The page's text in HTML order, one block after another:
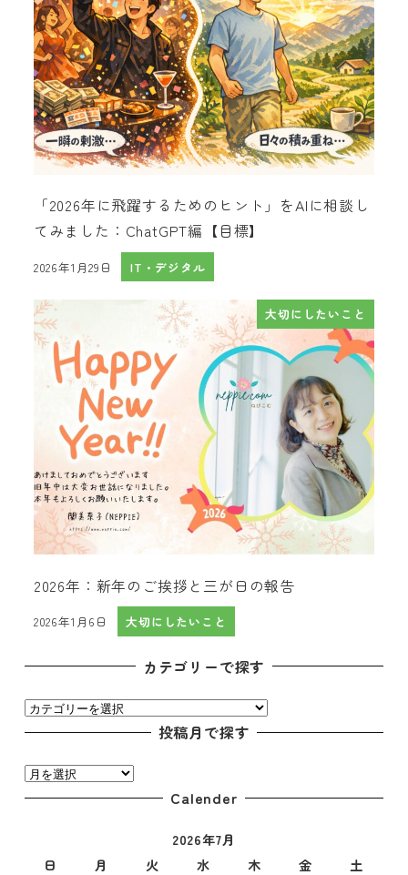
「2026年に飛躍するためのヒント」をAIに相談し
てみました：ChatGPT編【目標】
投稿日
2026年1月29日 IT・デジタル
大切にしたいこと
2026年：新年のご挨拶と三が日の報告
投稿日
2026年1月6日 大切にしたいこと
カテゴリーで探す
カ
テ
リ
ー
投稿月で探す
投
稿
Calender
2026年7月
日
月 火 水 木 金
土